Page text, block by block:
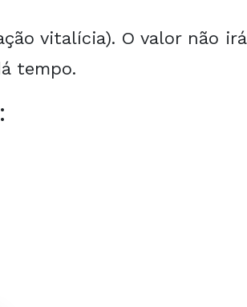
vitalícia). O valor não irá
tempo.